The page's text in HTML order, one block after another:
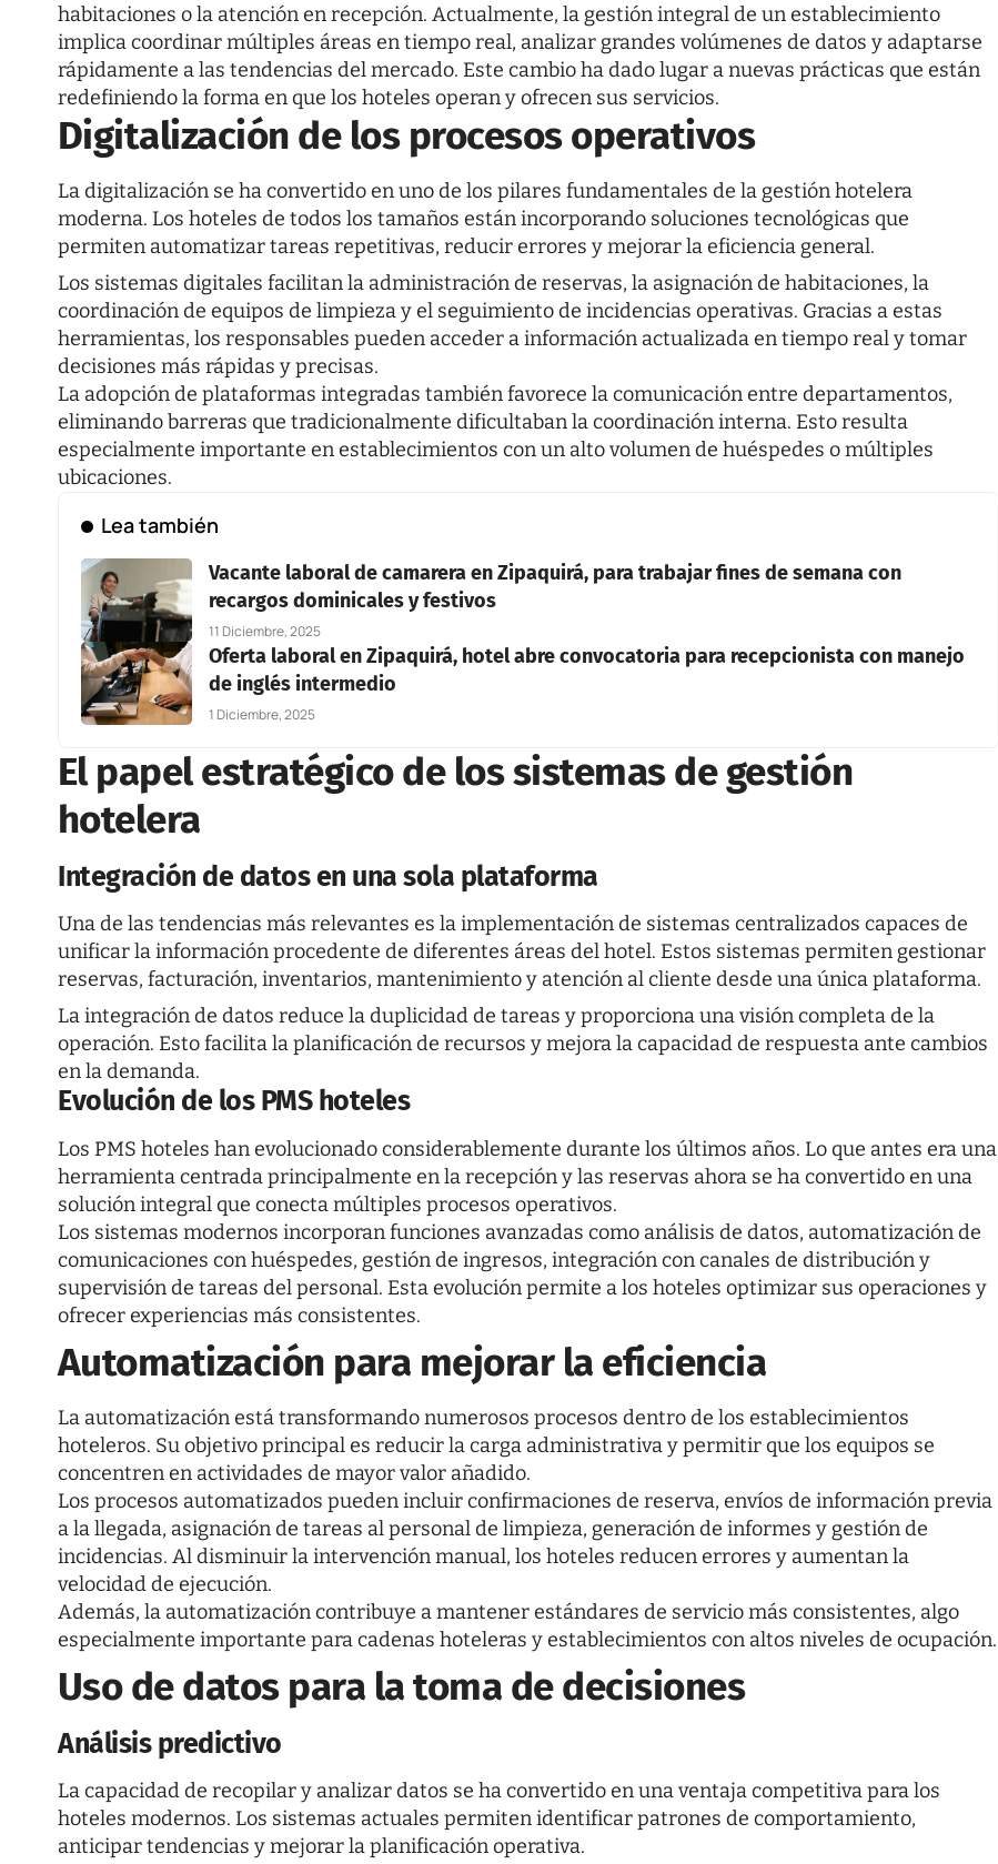
habitaciones o la atención en recepción. Actualmente, la gestión integral de un establecimiento
implica coordinar múltiples áreas en tiempo real, analizar grandes volúmenes de datos y adaptarse
rápidamente a las tendencias del mercado. Este cambio ha dado lugar a nuevas prácticas que están
redefiniendo la forma en que los hoteles operan y ofrecen sus servicios.
Digitalización de los procesos operativos
La digitalización se ha convertido en uno de los pilares fundamentales de la gestión hotelera
moderna. Los hoteles de todos los tamaños están incorporando soluciones tecnológicas que
permiten automatizar tareas repetitivas, reducir errores y mejorar la eficiencia general.
Los sistemas digitales facilitan la administración de reservas, la asignación de habitaciones, la
coordinación de equipos de limpieza y el seguimiento de incidencias operativas. Gracias a estas
herramientas, los responsables pueden acceder a información actualizada en tiempo real y tomar
decisiones más rápidas y precisas.
La adopción de plataformas integradas también favorece la comunicación entre departamentos,
eliminando barreras que tradicionalmente dificultaban la coordinación interna. Esto resulta
especialmente importante en establecimientos con un alto volumen de huéspedes o múltiples
ubicaciones.
Lea también
Vacante laboral de camarera en Zipaquirá, para trabajar fines de semana con
recargos dominicales y festivos
11 Diciembre, 2025
Oferta laboral en Zipaquirá, hotel abre convocatoria para recepcionista con manejo
de inglés intermedio
1 Diciembre, 2025
El papel estratégico de los sistemas de gestión
hotelera
Integración de datos en una sola plataforma
Una de las tendencias más relevantes es la implementación de sistemas centralizados capaces de
unificar la información procedente de diferentes áreas del hotel. Estos sistemas permiten gestionar
reservas, facturación, inventarios, mantenimiento y atención al cliente desde una única plataforma.
La integración de datos reduce la duplicidad de tareas y proporciona una visión completa de la
operación. Esto facilita la planificación de recursos y mejora la capacidad de respuesta ante cambios
en la demanda.
Evolución de los PMS hoteles
Los PMS hoteles han evolucionado considerablemente durante los últimos años. Lo que antes era una
herramienta centrada principalmente en la recepción y las reservas ahora se ha convertido en una
solución integral que conecta múltiples procesos operativos.
Los sistemas modernos incorporan funciones avanzadas como análisis de datos, automatización de
comunicaciones con huéspedes, gestión de ingresos, integración con canales de distribución y
supervisión de tareas del personal. Esta evolución permite a los hoteles optimizar sus operaciones y
ofrecer experiencias más consistentes.
Automatización para mejorar la eficiencia
La automatización está transformando numerosos procesos dentro de los establecimientos
hoteleros. Su objetivo principal es reducir la carga administrativa y permitir que los equipos se
concentren en actividades de mayor valor añadido.
Los procesos automatizados pueden incluir confirmaciones de reserva, envíos de información previa
a la llegada, asignación de tareas al personal de limpieza, generación de informes y gestión de
incidencias. Al disminuir la intervención manual, los hoteles reducen errores y aumentan la
velocidad de ejecución.
Además, la automatización contribuye a mantener estándares de servicio más consistentes, algo
especialmente importante para cadenas hoteleras y establecimientos con altos niveles de ocupación.
Uso de datos para la toma de decisiones
Análisis predictivo
La capacidad de recopilar y analizar datos se ha convertido en una ventaja competitiva para los
hoteles modernos. Los sistemas actuales permiten identificar patrones de comportamiento,
anticipar tendencias y mejorar la planificación operativa.